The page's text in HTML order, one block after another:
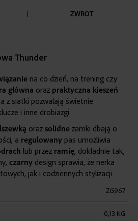
ZWROT
Thunder
na co dzień, na trening czy
główna oraz praktyczna kieszeń
z siatki pozwalają świetnie
i inne drobiazgi.
oraz solidne zamki dbają o
a regulowany pas umożliwia
lub przez ramię, dokładnie tak,
czarny design sprawia, że nerka
jak i codziennych stylizacji.
ZG967
0,13 KG